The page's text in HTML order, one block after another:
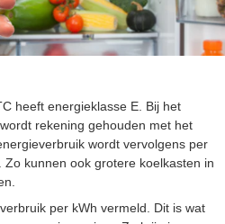
heeft energieklasse E. Bij het
rekening gehouden met het
wordt vervolgens per
kunnen ook grotere koelkasten in
per kWh vermeld. Dit is wat